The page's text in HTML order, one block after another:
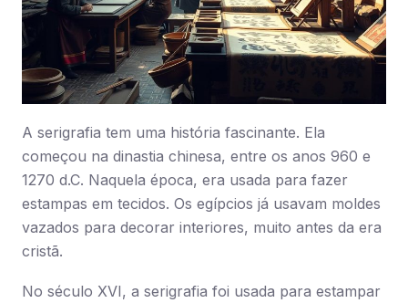
A serigrafia tem uma história fascinante. Ela
começou na dinastia chinesa, entre os anos 960 e
1270 d.C. Naquela época, era usada para fazer
estampas em tecidos. Os egípcios já usavam moldes
vazados para decorar interiores, muito antes da era
cristã.
No século XVI, a serigrafia foi usada para estampar